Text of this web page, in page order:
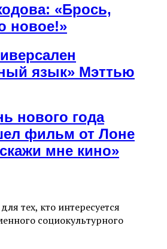
«Брось,
новое!»
язык» Мэттью
нового года
фильм от Лоне
мне кино»
тех, кто интересуется
социокультурного